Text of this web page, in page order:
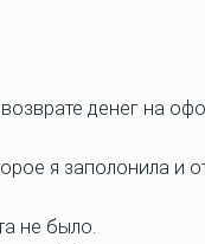
денег на
я заполонила и
не было.